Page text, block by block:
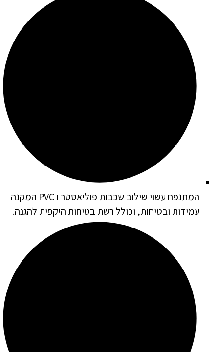
המתנפח עשוי שילוב שכבות פוליאסטר ו PVC המקנה
עמידות ובטיחות, וכולל רשת בטיחות היקפית להגנה.